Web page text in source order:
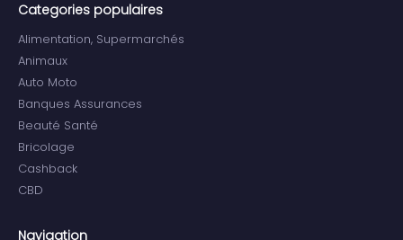
Categories populaires
Alimentation, Supermarchés
Animaux
Auto Moto
Banques Assurances
Beauté Santé
Bricolage
Cashback
CBD
Navigation